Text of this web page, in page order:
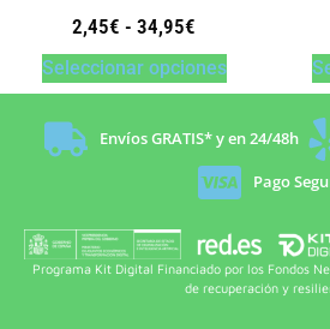
2,45€ - 34,95€
Seleccionar opciones
Envíos GRATIS* y en 24/48h
Pago
Programa Kit Digital Financiado por los Fondos
de recuperación y